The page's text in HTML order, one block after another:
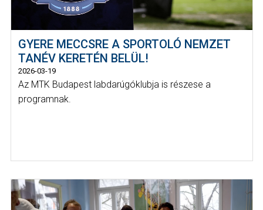
GYERE MECCSRE A SPORTOLÓ NEMZET
TANÉV KERETÉN BELÜL!
2026-03-19
Az MTK Budapest labdarúgóklubja is részese a
programnak.